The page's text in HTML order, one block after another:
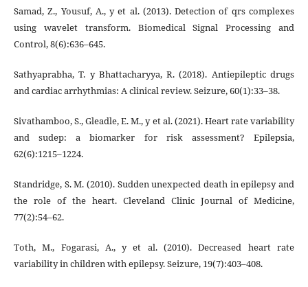
Samad, Z., Yousuf, A., y et al. (2013). Detection of qrs complexes
using wavelet transform. Biomedical Signal Processing and
Control, 8(6):636–645.
Sathyaprabha, T. y Bhattacharyya, R. (2018). Antiepileptic drugs
and cardiac arrhythmias: A clinical review. Seizure, 60(1):33–38.
Sivathamboo, S., Gleadle, E. M., y et al. (2021). Heart rate variability
and sudep: a biomarker for risk assessment? Epilepsia,
62(6):1215–1224.
Standridge, S. M. (2010). Sudden unexpected death in epilepsy and
the role of the heart. Cleveland Clinic Journal of Medicine,
77(2):54–62.
Toth, M., Fogarasi, A., y et al. (2010). Decreased heart rate
variability in children with epilepsy. Seizure, 19(7):403–408.